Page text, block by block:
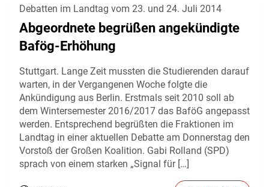
Debatten im Landtag vom 23. und 24. Juli 2014
Abgeordnete begrüßen angekündigte
Bafög-Erhöhung
Stuttgart. Lange Zeit mussten die Studierenden darauf
warten, in der Vergangenen Woche folgte die
Ankündigung aus Berlin. Erstmals seit 2010 soll ab
dem Wintersemester 2016/2017 das BaföG angepasst
werden. Entsprechend begrüßten die Fraktionen im
Landtag in einer aktuellen Debatte am Donnerstag den
Vorstoß der Großen Koalition. Gabi Rolland (SPD)
sprach von einem starken „Signal für […]